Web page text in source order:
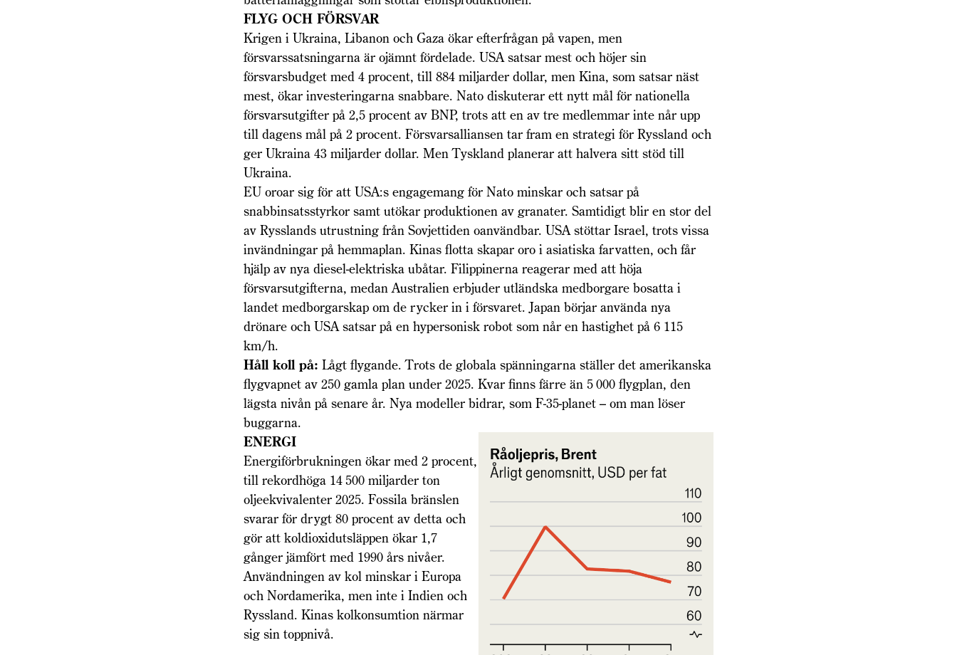
FLYG OCH FÖRSVAR
Krigen i Ukraina, Libanon och Gaza ökar efterfrågan på vapen, men
försvarssatsningarna är ojämnt fördelade. USA satsar mest och höjer sin
försvarsbudget med 4 procent, till 884 miljarder dollar, men Kina, som satsar näst
mest, ökar investeringarna snabbare. Nato diskuterar ett nytt mål för nationella
försvarsutgifter på 2,5 procent av BNP, trots att en av tre medlemmar inte når upp
till dagens mål på 2 procent. Försvarsalliansen tar fram en strategi för Ryssland och
ger Ukraina 43 miljarder dollar. Men Tyskland planerar att halvera sitt stöd till
Ukraina.
EU oroar sig för att USA:s engagemang för Nato minskar och satsar på
snabbinsatsstyrkor samt utökar produktionen av granater. Samtidigt blir en stor del
av Rysslands utrustning från Sovjettiden oanvändbar. USA stöttar Israel, trots vissa
invändningar på hemmaplan. Kinas flotta skapar oro i asiatiska farvatten, och får
hjälp av nya diesel-elektriska ubåtar. Filippinerna reagerar med att höja
försvarsutgifterna, medan Australien erbjuder utländska medborgare bosatta i
landet medborgarskap om de rycker in i försvaret. Japan börjar använda nya
drönare och USA satsar på en hypersonisk robot som når en hastighet på 6 115
km/h.
Håll koll på: Lågt flygande. Trots de globala spänningarna ställer det amerikanska
flygvapnet av 250 gamla plan under 2025. Kvar finns färre än 5 000 flygplan, den
lägsta nivån på senare år. Nya modeller bidrar, som F-35-planet – om man löser
buggarna.
ENERGI
Energiförbrukningen ökar med 2 procent,
till rekordhöga 14 500 miljarder ton
oljeekvivalenter 2025. Fossila bränslen
svarar för drygt 80 procent av detta och
gör att koldioxidutsläppen ökar 1,7
gånger jämfört med 1990 års nivåer.
Användningen av kol minskar i Europa
och Nordamerika, men inte i Indien och
Ryssland. Kinas kolkonsumtion närmar
sig sin toppnivå.